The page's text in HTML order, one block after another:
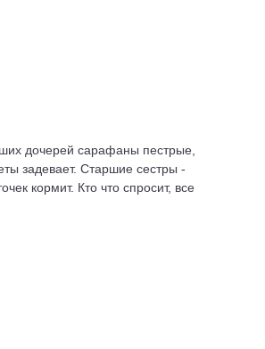
дочерей сарафаны пестрые,
задевает. Старшие сестры -
кормит. Кто что спросит, все